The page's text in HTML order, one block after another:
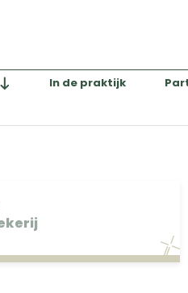
In de praktijk